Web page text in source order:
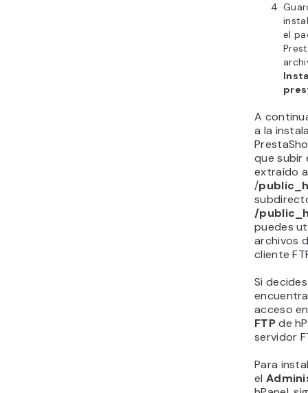
el
A
a la
que subir
extraído
/
/
puedes
archivos
cliente
Si
acceso
FTPde
servidor
Para
el